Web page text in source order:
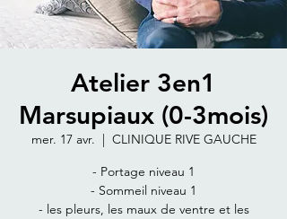
Atelier 3en1
Marsupiaux (0-3mois)
mer. 17 avr.
  |
CLINIQUE RIVE GAUCHE
- Portage niveau 1
- Sommeil niveau 1
- les pleurs, les maux de ventre et les